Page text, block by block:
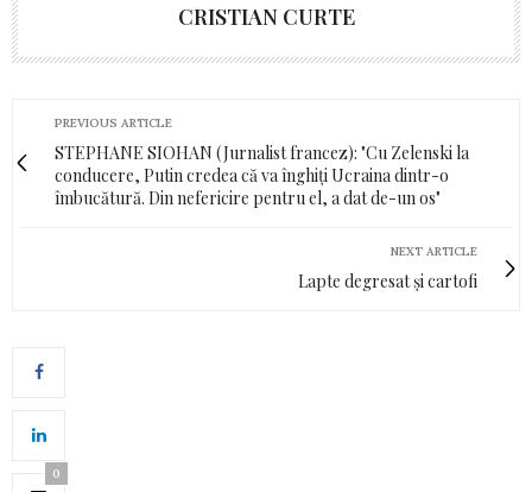
CRISTIAN CURTE
PREVIOUS ARTICLE
STEPHANE SIOHAN (Jurnalist francez): "Cu Zelenski la
conducere, Putin credea că va înghiți Ucraina dintr-o
îmbucătură. Din nefericire pentru el, a dat de-un os"
NEXT ARTICLE
Lapte degresat și cartofi
0